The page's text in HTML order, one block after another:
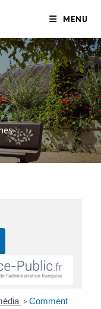
MENU
> Comment